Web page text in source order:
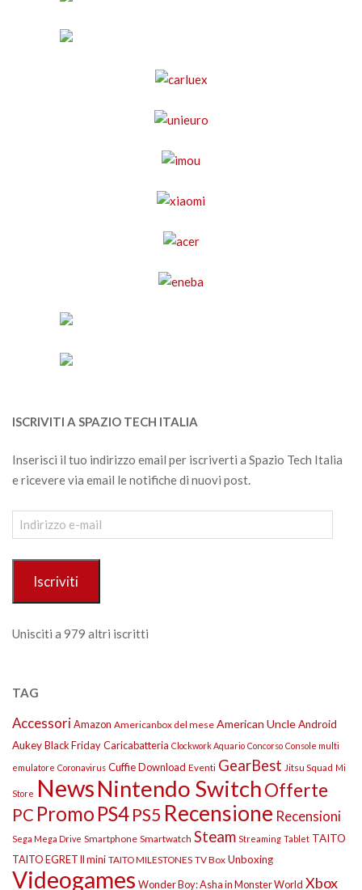
ISCRIVITI A SPAZIO TECH ITALIA
Inserisci il tuo indirizzo email per iscriverti a Spazio Tech Italia
e ricevere via email le notifiche di nuovi post.
Indirizzo
e-
Iscriviti
Unisciti a 979 altri iscritti
TAG
AccessoriAmazon Americanbox del mese American UncleAndroid
AukeyBlack FridayCaricabatteria Clockwork Aquario Concorso Console multi
emulatore Coronavirus CuffieDownload Eventi GearBest Jitsu Squad Mi
Store NewsNintendo SwitchOfferte
PC Promo PS4PS5 Recensione Recensioni
Sega Mega Drive Smartphone Smartwatch Steam Streaming Tablet TAITO
TAITO EGRET II mini TAITO MILESTONES TV Box Unboxing
Videogames Wonder Boy: Asha in Monster World Xbox